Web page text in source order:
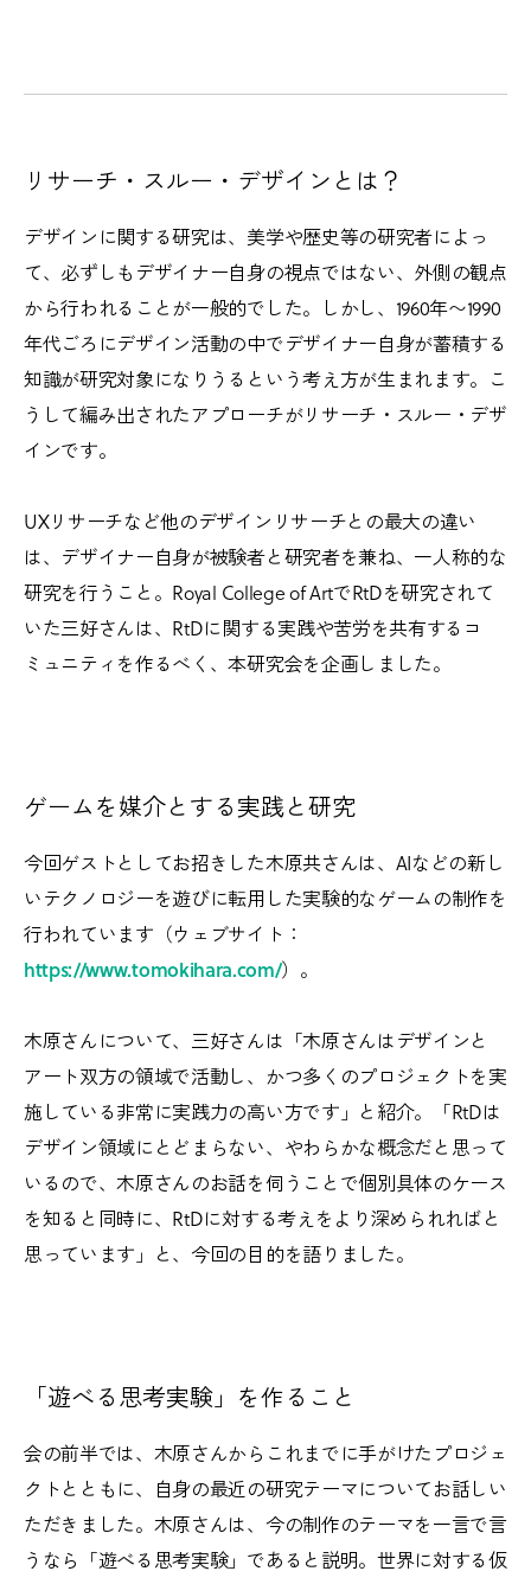
リサーチ・スルー・デザインとは？
デザインに関する研究は、美学や歴史等の研究者によっ
て、必ずしもデザイナー自身の視点ではない、外側の観点
から行われることが一般的でした。しかし、1960年〜1990
年代ごろにデザイン活動の中でデザイナー自身が蓄積する
知識が研究対象になりうるという考え方が生まれます。こ
うして編み出されたアプローチがリサーチ・スルー・デザ
インです。
UXリサーチなど他のデザインリサーチとの最大の違い
は、デザイナー自身が被験者と研究者を兼ね、一人称的な
研究を行うこと。Royal College of ArtでRtDを研究されて
いた三好さんは、RtDに関する実践や苦労を共有するコ
ミュニティを作るべく、本研究会を企画しました。
ゲームを媒介とする実践と研究
今回ゲストとしてお招きした木原共さんは、AIなどの新し
いテクノロジーを遊びに転用した実験的なゲームの制作を
行われています（ウェブサイト：
https://www.tomokihara.com/）。
木原さんについて、三好さんは「木原さんはデザインと
アート双方の領域で活動し、かつ多くのプロジェクトを実
施している非常に実践力の高い方です」と紹介。「RtDは
デザイン領域にとどまらない、やわらかな概念だと思って
いるので、木原さんのお話を伺うことで個別具体のケース
を知ると同時に、RtDに対する考えをより深められればと
思っています」と、今回の目的を語りました。
「遊べる思考実験」を作ること
会の前半では、木原さんからこれまでに手がけたプロジェ
クトとともに、自身の最近の研究テーマについてお話しい
ただきました。木原さんは、今の制作のテーマを一言で言
うなら「遊べる思考実験」であると説明。世界に対する仮